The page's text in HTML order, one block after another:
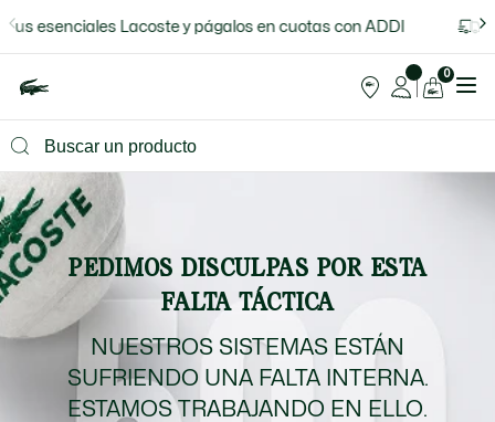
tus esenciales Lacoste y págalos en cuotas con ADDI Sitio
0
PEDIMOS DISCULPAS POR ESTA
FALTA TÁCTICA
NUESTROS SISTEMAS ESTÁN
SUFRIENDO UNA FALTA INTERNA.
ESTAMOS TRABAJANDO EN ELLO.